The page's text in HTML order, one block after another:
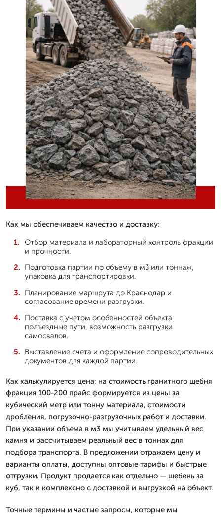
Как мы обеспечиваем качество и доставку:
Отбор материала и лабораторный контроль фракции
и прочности.
Подготовка партии по объему в м3 или тоннаж,
упаковка для транспортировки.
Планирование маршрута до Краснодар и
согласование времени разгрузки.
Поставка с учетом особенностей объекта:
подъездные пути, возможность разгрузки
самосвалов.
Выставление счета и оформление сопроводительных
документов для каждой партии.
Как калькулируется цена: на стоимость гранитного щебня
фракция 100-200 прайс формируется из цены за
кубический метр или тонну материала, стоимости
дробления, погрузочно-разгрузочных работ и доставки.
При указании объема в м3 мы учитываем удельный вес
камня и рассчитываем реальный вес в тоннах для
подбора транспорта. В предложении отражаем цену и
варианты оплаты, доступны оптовые тарифы и быстрые
отгрузки. Продукт продается как отдельно — щебень за
куб, так и комплексно с доставкой и выгрузкой на объект.
Точные термины и частые запросы, которые мы